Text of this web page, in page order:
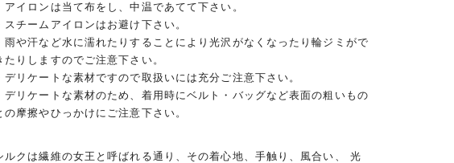
アイロンは当て布をし、中温であてて下さい。
スチームアイロンはお避け下さい。
雨や汗など水に濡れたりすることにより光沢がなくなったり輪ジミがで
たりしますのでご注意下さい。
デリケートな素材ですので取扱いには充分ご注意下さい。
デリケートな素材のため、着用時にベルト・バッグなど表面の粗いもの
の摩擦やひっかけにご注意下さい。
ルクは繊維の女王と呼ばれる通り、その着心地、手触り、風合い、 光